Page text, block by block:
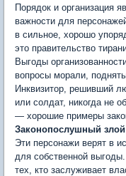
Порядок и организация
важности для
в сильное, хорошо
это правительство
Выгоды
вопросы морали,
Инквизитор, решивший
или солдат, никогда не
— хорошие примеры
Законопослушный
Эти персонажи верят в
для собственной
тех, кто заслуживает